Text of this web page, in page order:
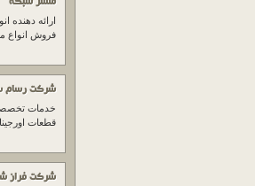
مستر شبکه
ارائه دهنده
فروش انواع
شرکت رسام
خدمات
قطعات
شرکت فراز